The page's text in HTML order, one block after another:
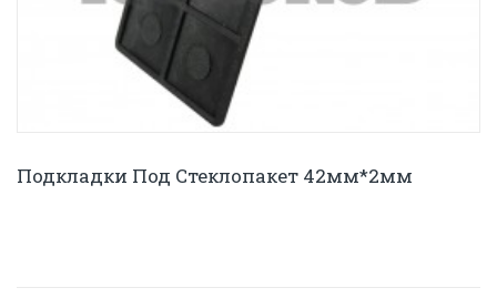
Подкладки Под Стеклопакет 42мм*2мм